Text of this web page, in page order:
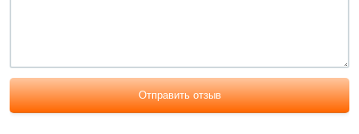
Отправить отзыв